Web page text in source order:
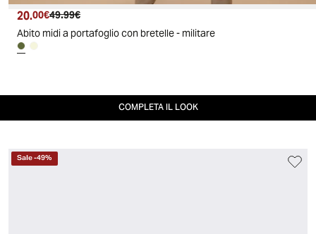
Prezzo attuale
20.00€ Prezzo originale
49.99€
Abito midi a portafoglio con bretelle - militare
COMPLETA IL LOOK
Sale-49%